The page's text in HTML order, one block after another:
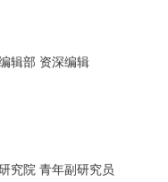
辑部 资深编辑
究院 青年副研究员